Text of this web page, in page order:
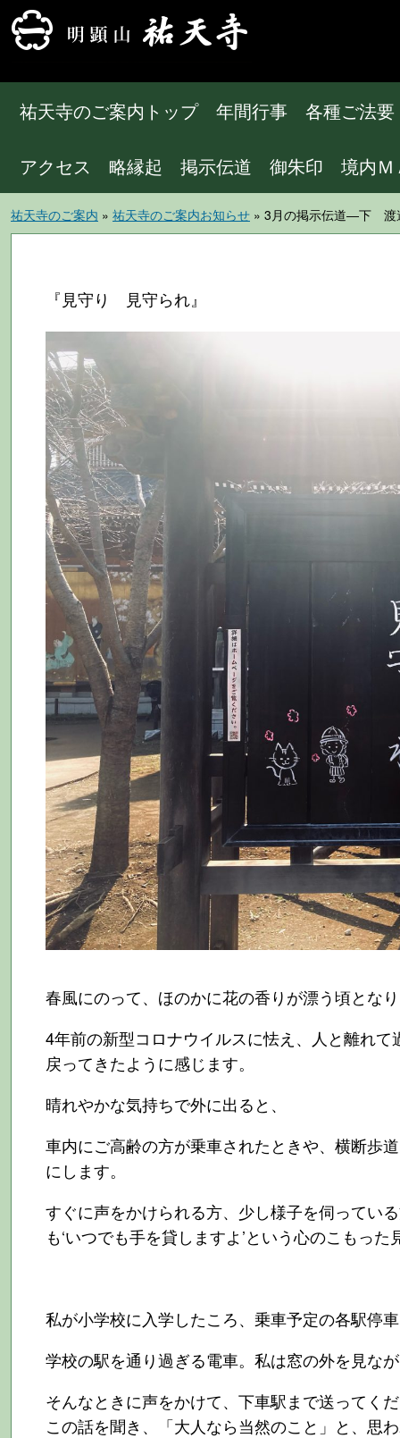
祐天寺のご案内トップ 年間行事 各種ご法要
アクセス 略縁起 掲示伝道 御朱印 境内Ｍ
祐天寺のご案内 » 祐天寺のご案内お知らせ » 3月の掲示伝道―下 渡
『見守り 見守られ』
春風にのって、ほのかに花の香りが漂う頃とな
4年前の新型コロナウイルスに怯え、人と離れ
戻ってきたように感じます。
晴れやかな気持ちで外に出ると、
車内にご高齢の方が乗車されたときや、横断歩
にします。
すぐに声をかけられる方、少し様子を伺ってい
も‘いつでも手を貸しますよ’という心のこもっ
私が小学校に入学したころ、乗車予定の各駅停
学校の駅を通り過ぎる電車。私は窓の外を見な
そんなときに声をかけて、下車駅まで送ってく
この話を聞き、「大人なら当然のこと」と、思